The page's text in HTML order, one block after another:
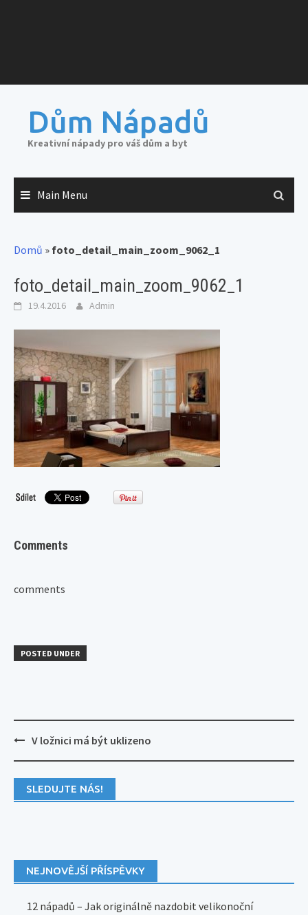
Dům Nápadů
Kreativní nápady pro váš dům a byt
Main Menu
Domů » foto_detail_main_zoom_9062_1
foto_detail_main_zoom_9062_1
19.4.2016 Admin
Comments
comments
POSTED UNDER
Post
navigation
V ložnici má být uklizeno
SLEDUJTE NÁS!
NEJNOVĚJŠÍ PŘÍSPĚVKY
12 nápadů – Jak originálně nazdobit velikonoční